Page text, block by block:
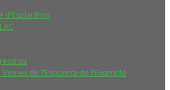
d'Esplai Boix
de l’Esquerra de l’Eixample